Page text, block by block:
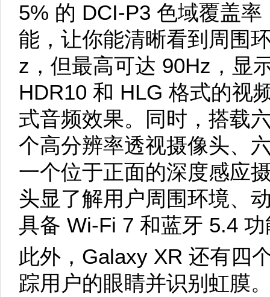
5% 的 DCI-P3 色域覆盖
能，让你能清晰看到周围
z，但最高可达 90Hz，显
HDR10 和 HLG 格式的视
式音频效果。同时，搭载
个高分辨率透视摄像头、
一个位于正面的深度感应
头显了解用户周围环境、
具备 Wi-Fi 7 和蓝牙 5.4
此外，Galaxy XR 还有四
踪用户的眼睛并识别虹膜